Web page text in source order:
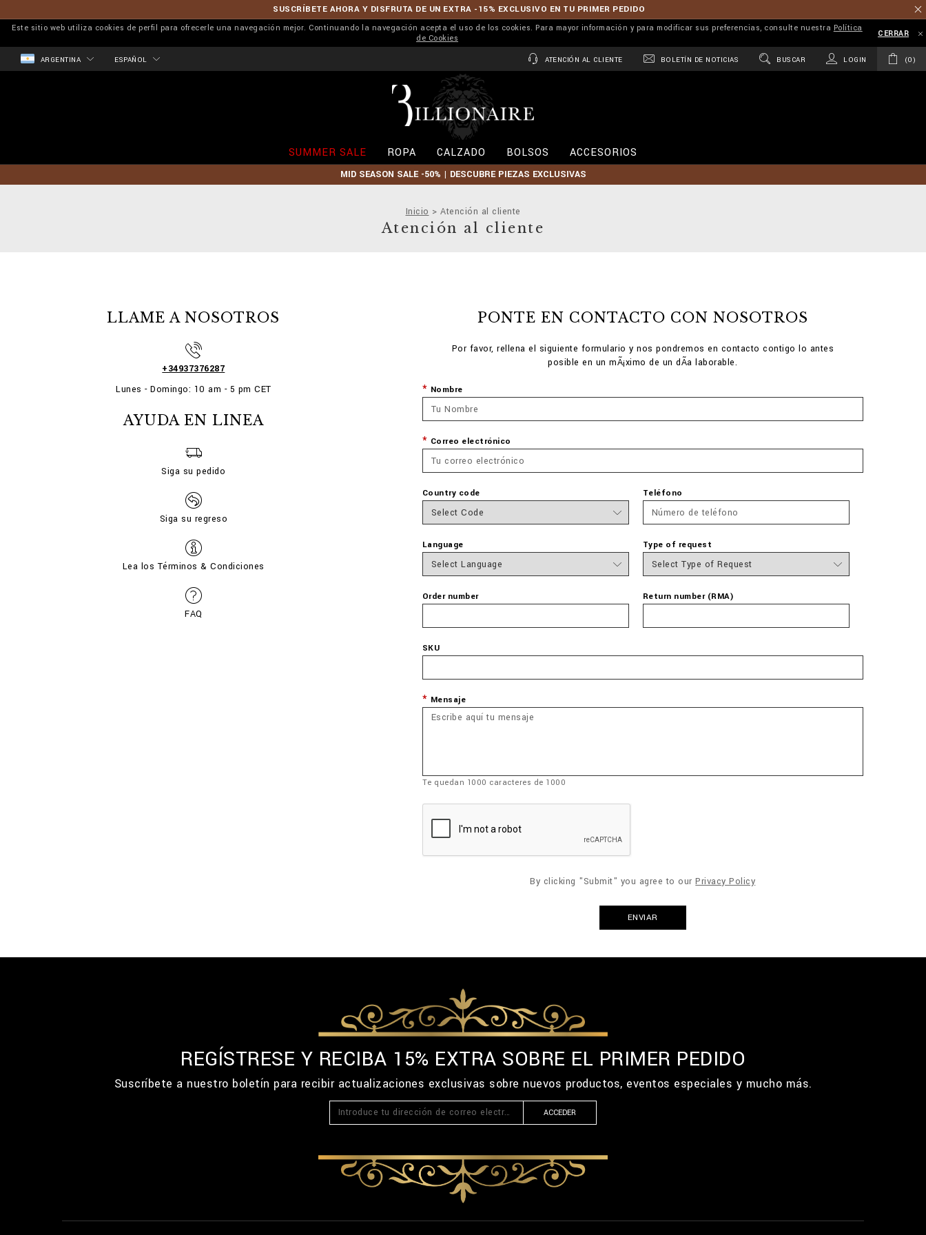
SUSCRÍBETE AHORA Y DISFRUTA DE UN EXTRA -15% EXCLUSIVO EN TU PRIMER PEDIDO
Este sitio web utiliza cookies de perfil para ofrecerle una navegación mejor. Continuando la navegación acepta el uso de los cookies. Para mayor información y para modificar sus preferencias, consulte nuestra Política
de Cookies
CERRAR
ARGENTINA ESPAÑOL ATENCIÓN AL CLIENTE BOLETÍN DE NOTICIAS BUSCAR LOGIN 0
l
o
n
a
SUMMER SALE ROPA CALZADO BOLSOS ACCESORIOS
MID SEASON SALE -50% | DESCUBRE PIEZAS EXCLUSIVAS
Inicio Atención al cliente
Atención al cliente
LLAME A NOSOTROS
+34937376287
Lunes - Domingo: 10 am - 5 pm CET
AYUDA EN LINEA
Siga su pedido
Siga su regreso
Lea los Términos & Condiciones
FAQ
PONTE EN CONTACTO CON NOSOTROS
Por favor, rellena el siguiente formulario y nos pondremos en contacto contigo lo antes
posible en un mÃ¡ximo de un dÃ­a laborable.
Nombre
Correo electrónico
Country code Teléfono
Language Type of request
Order number Return number (RMA)
SKU
Mensaje
Te quedan 1000 caracteres de 1000
By clicking "Submit" you agree to ourPrivacy Policy
REGÍSTRESE Y RECIBA 15% EXTRA SOBRE EL PRIMER PEDIDO
Suscríbete a nuestro boletín para recibir actualizaciones exclusivas sobre nuevos productos, eventos especiales y mucho más.
ACCEDER